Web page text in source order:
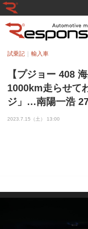
【プジョー 408
1000km走らせて
ジ」…南陽一浩
試乗記 輸入車
2023.7.15（土） 13:00